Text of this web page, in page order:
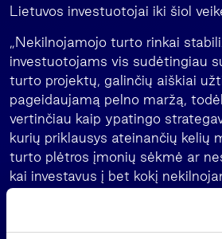
Lietuvos investuotojai iki šiol
„Nekilnojamojo turto rinkai
investuotojams vis sudėtingiau
turto projektų, galinčių aiškiai
pageidaujamą pelno maržą,
vertinčiau kaip ypatingo
kurių priklausys ateinančių kelių
turto plėtros įmonių sėkmė ar
kai investavus į bet kokį
nekilnojamojo turto valdymo ir
„inRED“ vadovas Tomas Bučas.